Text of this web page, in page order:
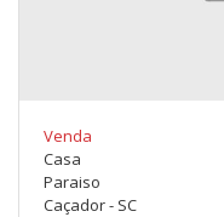
Venda
Casa
Paraiso
Caçador - SC